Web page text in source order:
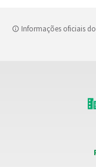
Informações oficiais